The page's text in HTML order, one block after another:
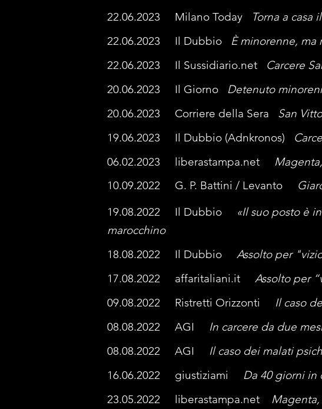
22.06.2023 Milano Today
Torna a casa
22.06.2023 Il Dubbio È minorenne, ma
22.06.2023 Il Sussidiario.net Carcere
20.06.2023 Il Giorno Detenuto
20.06.2023 Corriere della Sera San
19.06.2023 Il Dubbio (Adnkronos)
06.02.2023 liberastampa.net
10.09.2022 G. P. Battini / Levanto
19.08.2022 Il Dubbio «Il suo posto è
marocchino
18.08.2022 Il Dubbio Assolto per
17.08.2022 affaritaliani.it Assolto per
09.08.2022 Ristretti Orizzonti Il caso
08.08.2022 AGI In carcere da due
08.08.2022 AGI Il caso dei malati
16.06.2022 giustiziami Da 40 giorni in
23.05.2022
liberastampa.net